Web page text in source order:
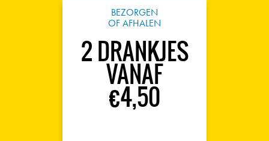
BEZORGEN
OF AFHALEN
2 DRANKJES
VANAF
€4,50